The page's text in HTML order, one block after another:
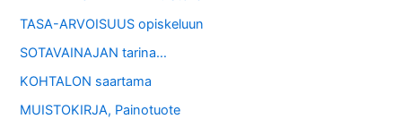
TASA-ARVOISUUS opiskeluun
SOTAVAINAJAN tarina…
KOHTALON saartama
MUISTOKIRJA, Painotuote